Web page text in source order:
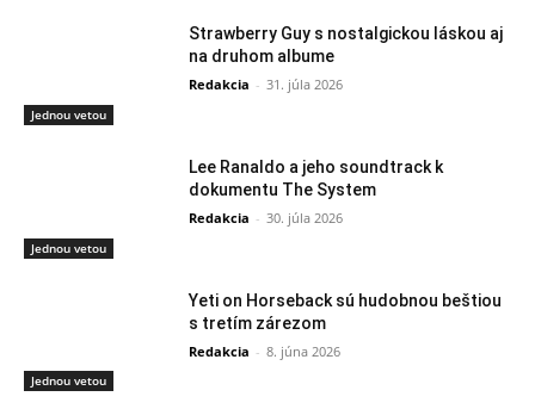
Jednou vetou
Strawberry Guy s nostalgickou láskou aj
na druhom albume
Redakcia - 31. júla 2026
Jednou vetou
Lee Ranaldo a jeho soundtrack k
dokumentu The System
Redakcia - 30. júla 2026
Jednou vetou
Yeti on Horseback sú hudobnou beštiou
s tretím zárezom
Redakcia - 8. júna 2026